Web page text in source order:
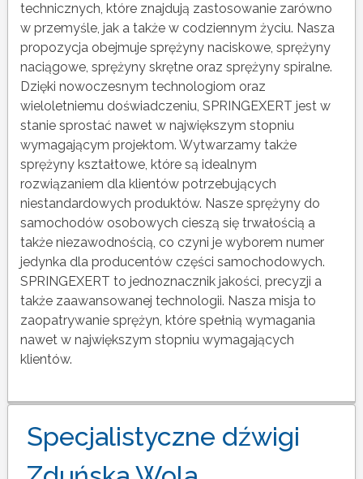
technicznych, które znajdują zastosowanie zarówno
w przemyśle, jak a także w codziennym życiu. Nasza
propozycja obejmuje sprężyny naciskowe, sprężyny
naciągowe, sprężyny skrętne oraz sprężyny spiralne.
Dzięki nowoczesnym technologiom oraz
wieloletniemu doświadczeniu, SPRINGEXERT jest w
stanie sprostać nawet w największym stopniu
wymagającym projektom. Wytwarzamy także
sprężyny kształtowe, które są idealnym
rozwiązaniem dla klientów potrzebujących
niestandardowych produktów. Nasze sprężyny do
samochodów osobowych cieszą się trwałością a
także niezawodnością, co czyni je wyborem numer
jedynka dla producentów części samochodowych.
SPRINGEXERT to jednoznacznik jakości, precyzji a
także zaawansowanej technologii. Nasza misja to
zaopatrywanie sprężyn, które spełnią wymagania
nawet w największym stopniu wymagających
klientów.
Specjalistyczne dźwigi